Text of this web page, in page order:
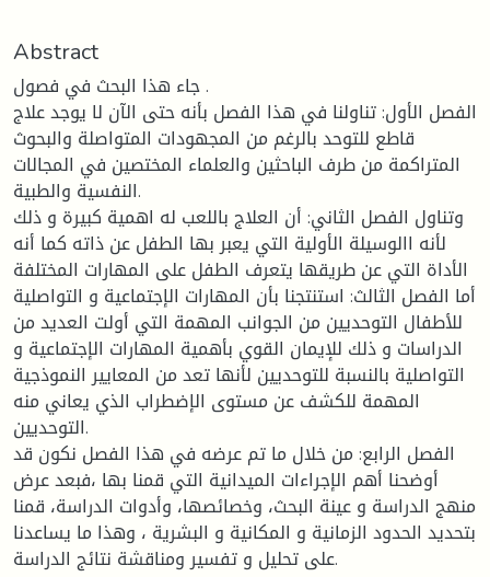
Abstract
جاء هذا البحث في فصول .
الفصل الأول: تناولنا في هذا الفصل بأنه حتى الآن لا يوجد علاج
قاطع للتوحد بالرغم من المجهودات المتواصلة والبحوث
المتراكمة من طرف الباحثين والعلماء المختصين في المجالات
النفسية والطبية.
وتناول الفصل الثاني: أن العلاج باللعب له اهمية كبيرة و ذلك
لأنه االوسيلة الأولية التي يعبر بها الطفل عن ذاته كما أنه
الأداة التي عن طريقها يتعرف الطفل على المهارات المختلفة
أما الفصل الثالث: استنتجنا بأن المهارات الإجتماعية و التواصلية
للأطفال التوحديين من الجوانب المهمة التي أولت العديد من
الدراسات و ذلك للإيمان القوي بأهمية المهارات الإجتماعية و
التواصلية بالنسبة للتوحديين لأنها تعد من المعايير النموذجية
المهمة للكشف عن مستوى الإضطراب الذي يعاني منه
التوحديين.
الفصل الرابع: من خلال ما تم عرضه في هذا الفصل نكون قد
أوضحنا أهم الإجراءات الميدانية التي قمنا بها ،فبعد عرض
منهج الدراسة و عينة البحث، وخصائصها، وأدوات الدراسة، قمنا
بتحديد الحدود الزمانية و المكانية و البشرية ، وهذا ما يساعدنا
على تحليل و تفسير ومناقشة نتائج الدراسة.